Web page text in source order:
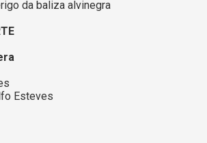
da baliza alvinegra
Esteves